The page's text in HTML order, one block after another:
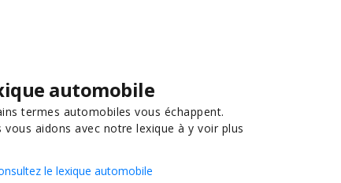
automobile
termes automobiles vous échappent.
vous aidons avec notre lexique à y voir plus
le lexique automobile